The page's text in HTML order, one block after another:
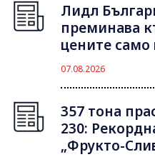
Лидл
преминава
цените само
07.08.2026
357 тона
230:
„Фрукто-